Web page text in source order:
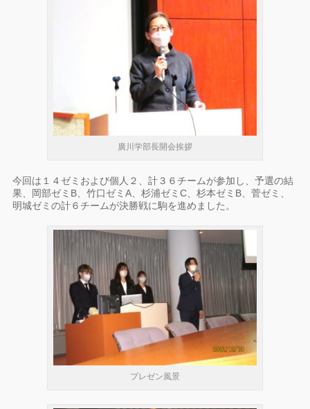
廣川学部長開会挨拶
今回は １４ゼミ および個人２、計３６チームが参加し、予選の結
果、岡部ゼミB、竹口ゼミA、杉浦ゼミC、杉本ゼミB、菅ゼミ、
明城ゼミの計６チームが決勝戦に駒を進めました。
プレゼン風景